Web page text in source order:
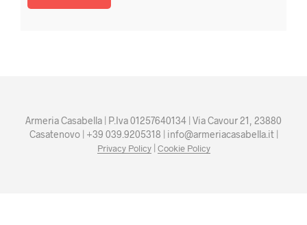
Armeria Casabella | P.Iva 01257640134 | Via Cavour 21, 23880
Casatenovo | +39 039.9205318 | info@armeriacasabella.it |
Privacy Policy| Cookie Policy